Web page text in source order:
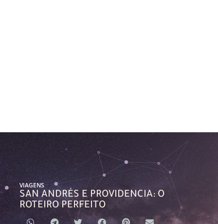
VIAGENS
SAN ANDRÉS E PROVIDENCIA: O
ROTEIRO PERFEITO